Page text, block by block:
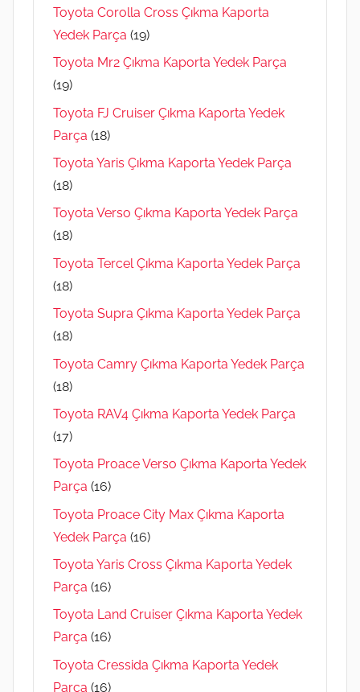
Toyota Corolla Cross Çıkma Kaporta
Yedek Parça (19)
Toyota Mr2 Çıkma Kaporta Yedek Parça
(19)
Toyota FJ Cruiser Çıkma Kaporta Yedek
Parça (18)
Toyota Yaris Çıkma Kaporta Yedek Parça
(18)
Toyota Verso Çıkma Kaporta Yedek Parça
(18)
Toyota Tercel Çıkma Kaporta Yedek Parça
(18)
Toyota Supra Çıkma Kaporta Yedek Parça
(18)
Toyota Camry Çıkma Kaporta Yedek Parça
(18)
Toyota RAV4 Çıkma Kaporta Yedek Parça
(17)
Toyota Proace Verso Çıkma Kaporta Yedek
Parça (16)
Toyota Proace City Max Çıkma Kaporta
Yedek Parça (16)
Toyota Yaris Cross Çıkma Kaporta Yedek
Parça (16)
Toyota Land Cruiser Çıkma Kaporta Yedek
Parça (16)
Toyota Cressida Çıkma Kaporta Yedek
Parça (16)